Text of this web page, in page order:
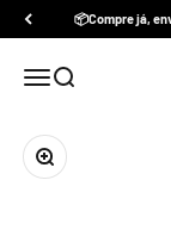
Pular para o conteúdo
📦Compre já,
Abrir menu de
Abrir pesquisa
Zoom na imagem